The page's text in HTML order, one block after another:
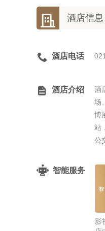
 酒店信息
 酒店电话
 酒店介绍
酒
场
博
站
公
智能服务
影